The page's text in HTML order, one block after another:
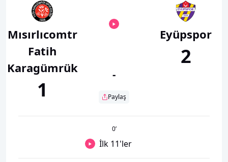
Mısırlıcomtr
Fatih
Karagümrük
1
-
Paylaş
Eyüpspor
2
0’
İlk 11'ler